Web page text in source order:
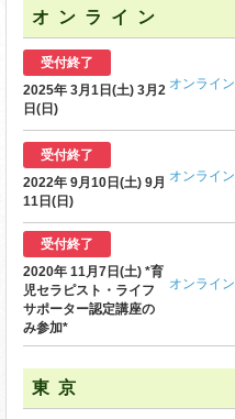
オンライン
受付終了
2025年 3月1日(土) 3月2
日(日)
オンライン
受付終了
2022年 9月10日(土) 9月
11日(日)
オンライン
受付終了
2020年 11月7日(土) *育
児セラピスト・ライフ
サポーター認定講座の
み参加*
オンライン
東京